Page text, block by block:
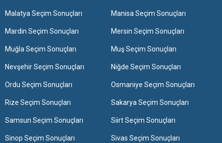
Malatya Seçim Sonuçları Manisa Seçim Sonuçları
Mardin Seçim Sonuçları Mersin Seçim Sonuçları
Muğla Seçim Sonuçları Muş Seçim Sonuçları
Nevşehir Seçim Sonuçları Niğde Seçim Sonuçları
Ordu Seçim Sonuçları Osmaniye Seçim Sonuçları
Rize Seçim Sonuçları Sakarya Seçim Sonuçları
Samsun Seçim Sonuçları Siirt Seçim Sonuçları
Sinop Seçim Sonuçları Sivas Seçim Sonuçları